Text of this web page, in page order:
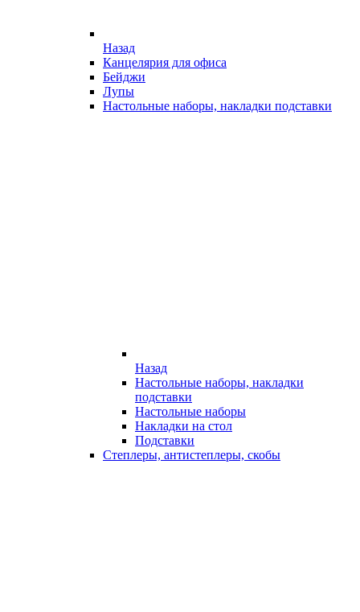
Назад
Канцелярия для офиса
Бейджи
Лупы
Настольные наборы, накладки подставки
Назад
Настольные наборы, накладки
подставки
Настольные наборы
Накладки на стол
Подставки
Степлеры, антистеплеры, скобы